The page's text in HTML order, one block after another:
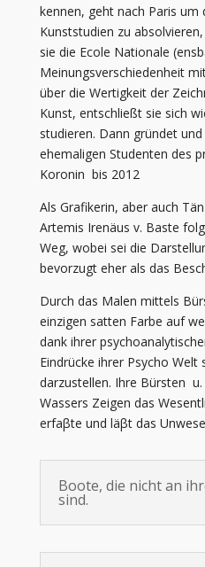
kennen, geht nach Paris um
Kunststudien zu
sie die Ecole Nationale
Meinungsverschiedenheit
über die Wertigkeit der
Kunst, entschließt sie sich
studieren. Dann gründet
ehemaligen Studenten des
Koronin bis 2012
Als Grafikerin, aber auch
Artemis Irenäus v. Baste
Weg, wobei sei die
bevorzugt eher als das
Durch das Malen mittels
einzigen satten Farbe auf
dank ihrer
Eindrücke ihrer Psycho
darzustellen. Ihre Bürsten
Wassers Zeigen das
erfaβte und läβt das
Boote, die nicht an
sind.